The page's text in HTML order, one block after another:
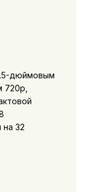
дюймовым
720p,
32